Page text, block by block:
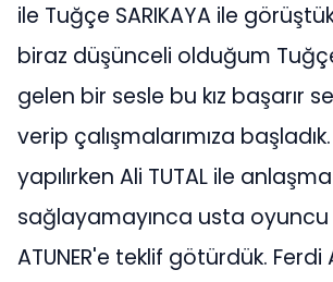
ile Tuğçe SARIKAYA ile
biraz düşünceli olduğum
gelen bir sesle bu kız başarır
verip çalışmalarımıza
yapılırken Ali TUTAL ile anlaşma
sağlayamayınca usta oyuncu
ATUNER'e teklif götürdük. Ferdi